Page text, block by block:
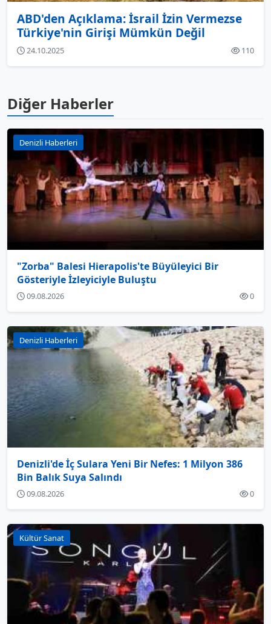
ABD'den Açıklama: İsrail İzin Vermezse
Türkiye'nin Girişi Mümkün Değil
24.10.2025 110
Diğer Haberler
Denizli Haberleri
"Zorba" Balesi Hierapolis'te Büyüleyici Bir
Gösteriyle İzleyiciyle Buluştu
09.08.2026 0
Denizli Haberleri
Denizli'de İç Sulara Yeni Bir Nefes: 1 Milyon 386
Bin Balık Suya Salındı
09.08.2026 0
Kültür Sanat